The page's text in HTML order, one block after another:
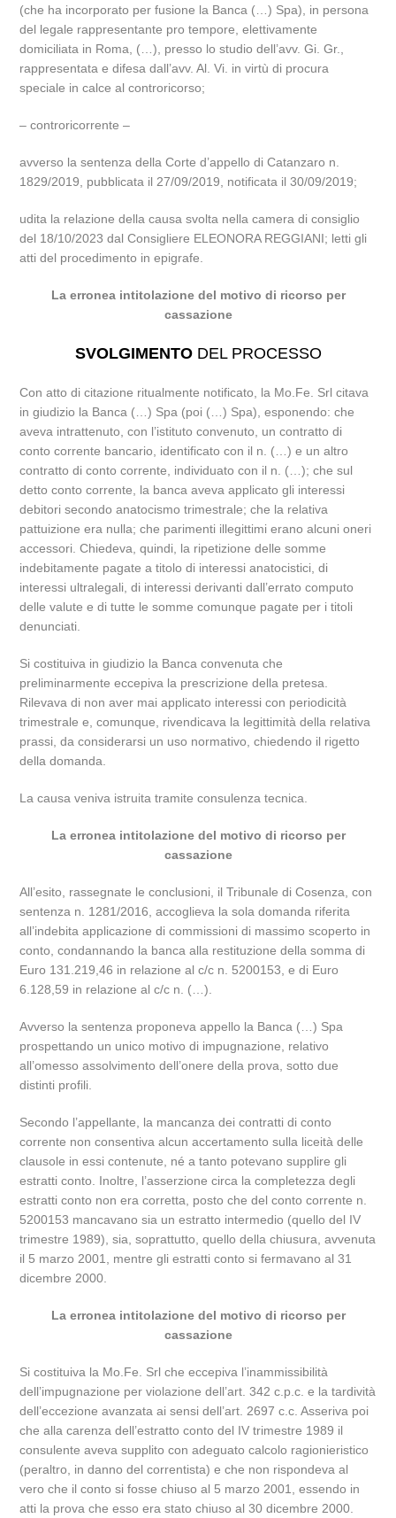
(che ha incorporato per fusione la Banca (…) Spa), in persona
del legale rappresentante pro tempore, elettivamente
domiciliata in Roma, (…), presso lo studio dell’avv. Gi. Gr.,
rappresentata e difesa dall’avv. Al. Vi. in virtù di procura
speciale in calce al controricorso;
– controricorrente –
avverso la sentenza della Corte d’appello di Catanzaro n.
1829/2019, pubblicata il 27/09/2019, notificata il 30/09/2019;
udita la relazione della causa svolta nella camera di consiglio
del 18/10/2023 dal Consigliere ELEONORA REGGIANI; letti gli
atti del procedimento in epigrafe.
La erronea intitolazione del motivo di ricorso per
cassazione
SVOLGIMENTODEL PROCESSO
Con atto di citazione ritualmente notificato, la Mo.Fe. Srl citava
in giudizio la Banca (…) Spa (poi (…) Spa), esponendo: che
aveva intrattenuto, con l’istituto convenuto, un contratto di
conto corrente bancario, identificato con il n. (…) e un altro
contratto di conto corrente, individuato con il n. (…); che sul
detto conto corrente, la banca aveva applicato gli interessi
debitori secondo anatocismo trimestrale; che la relativa
pattuizione era nulla; che parimenti illegittimi erano alcuni oneri
accessori. Chiedeva, quindi, la ripetizione delle somme
indebitamente pagate a titolo di interessi anatocistici, di
interessi ultralegali, di interessi derivanti dall’errato computo
delle valute e di tutte le somme comunque pagate per i titoli
denunciati.
Si costituiva in giudizio la Banca convenuta che
preliminarmente eccepiva la prescrizione della pretesa.
Rilevava di non aver mai applicato interessi con periodicità
trimestrale e, comunque, rivendicava la legittimità della relativa
prassi, da considerarsi un uso normativo, chiedendo il rigetto
della domanda.
La causa veniva istruita tramite consulenza tecnica.
La erronea intitolazione del motivo di ricorso per
cassazione
All’esito, rassegnate le conclusioni, il Tribunale di Cosenza, con
sentenza n. 1281/2016, accoglieva la sola domanda riferita
all’indebita applicazione di commissioni di massimo scoperto in
conto, condannando la banca alla restituzione della somma di
Euro 131.219,46 in relazione al c/c n. 5200153, e di Euro
6.128,59 in relazione al c/c n. (…).
Avverso la sentenza proponeva appello la Banca (…) Spa
prospettando un unico motivo di impugnazione, relativo
all’omesso assolvimento dell’onere della prova, sotto due
distinti profili.
Secondo l’appellante, la mancanza dei contratti di conto
corrente non consentiva alcun accertamento sulla liceità delle
clausole in essi contenute, né a tanto potevano supplire gli
estratti conto. Inoltre, l’asserzione circa la completezza degli
estratti conto non era corretta, posto che del conto corrente n.
5200153 mancavano sia un estratto intermedio (quello del IV
trimestre 1989), sia, soprattutto, quello della chiusura, avvenuta
il 5 marzo 2001, mentre gli estratti conto si fermavano al 31
dicembre 2000.
La erronea intitolazione del motivo di ricorso per
cassazione
Si costituiva la Mo.Fe. Srl che eccepiva l’inammissibilità
dell’impugnazione per violazione dell’art. 342 c.p.c. e la tardività
dell’eccezione avanzata ai sensi dell’art. 2697 c.c. Asseriva poi
che alla carenza dell’estratto conto del IV trimestre 1989 il
consulente aveva supplito con adeguato calcolo ragionieristico
(peraltro, in danno del correntista) e che non rispondeva al
vero che il conto si fosse chiuso al 5 marzo 2001, essendo in
atti la prova che esso era stato chiuso al 30 dicembre 2000.